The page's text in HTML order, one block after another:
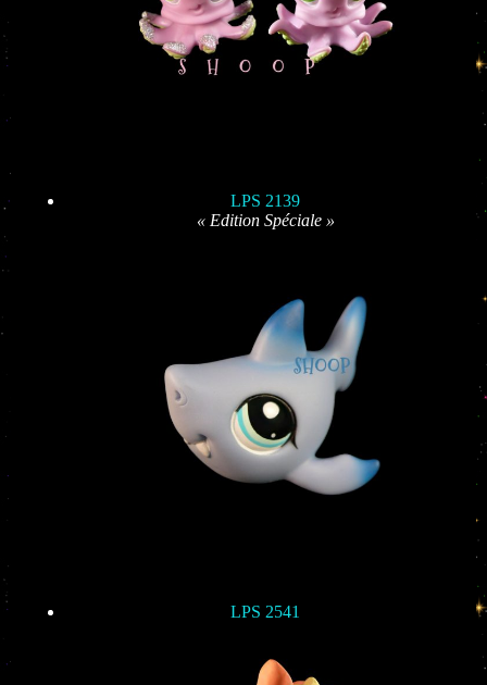
LPS 2139
« Edition Spéciale »
LPS 2541